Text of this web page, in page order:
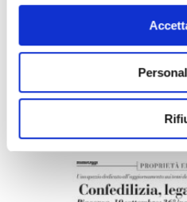
solo i cookie necessari.
Confedilizia
〉 Italia Oggi –